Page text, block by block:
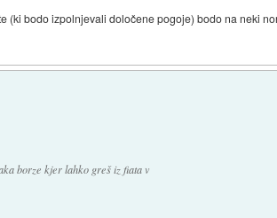
(ki bodo izpolnjevali določene pogoje) bodo na neki
borze kjer lahko greš iz fiata v